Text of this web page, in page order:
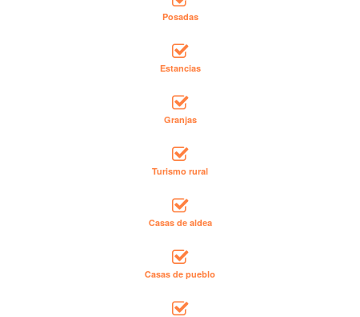
Posadas
Estancias
Granjas
Turismo rural
Casas de aldea
Casas de pueblo